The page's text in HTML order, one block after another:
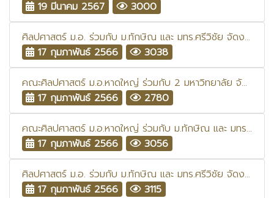
19 มีนาคม 2567
3000
ศิลปศาสตร์ ม.อ. ร่วมกับ ม.ทักษิณ และ มทร.ศรีวิชัย จัดงานสืบสานประเพณีบุญสารทเดือนสิบ: สืบสารท สานศิลป์ ถิ่นโนรา
17 กุมภาพันธ์ 2566
3038
คณะศิลปศาสตร์ ม.อ.หาดใหญ่ ร่วมกับ 2 มหาวิทยาลัย จัดงานสืบสานประเพณีบุญสารทเดือนสิบ “สืบสารท สานศิลป์ ถิ่นโนรา”
17 กุมภาพันธ์ 2566
2780
คณะศิลปศาสตร์ ม.อ.หาดใหญ่ ร่วมกับ ม.ทักษิณ และ มทร.ศรีวิชัย จัดงานสืบสานประเพณีบุญสารทเดือนสิบ : สืบสารท สานศิลป์ ถิ่นมโนรา
17 กุมภาพันธ์ 2566
3056
ศิลปศาสตร์ ม.อ. ร่วมกับ ม.ทักษิณ และ มทร.ศรีวิชัย จัดงานสืบสานประเพณีบุญสารทเดือนสิบ: สืบสารท สานศิลป์ ถิ่นโนรา
17 กุมภาพันธ์ 2566
3115